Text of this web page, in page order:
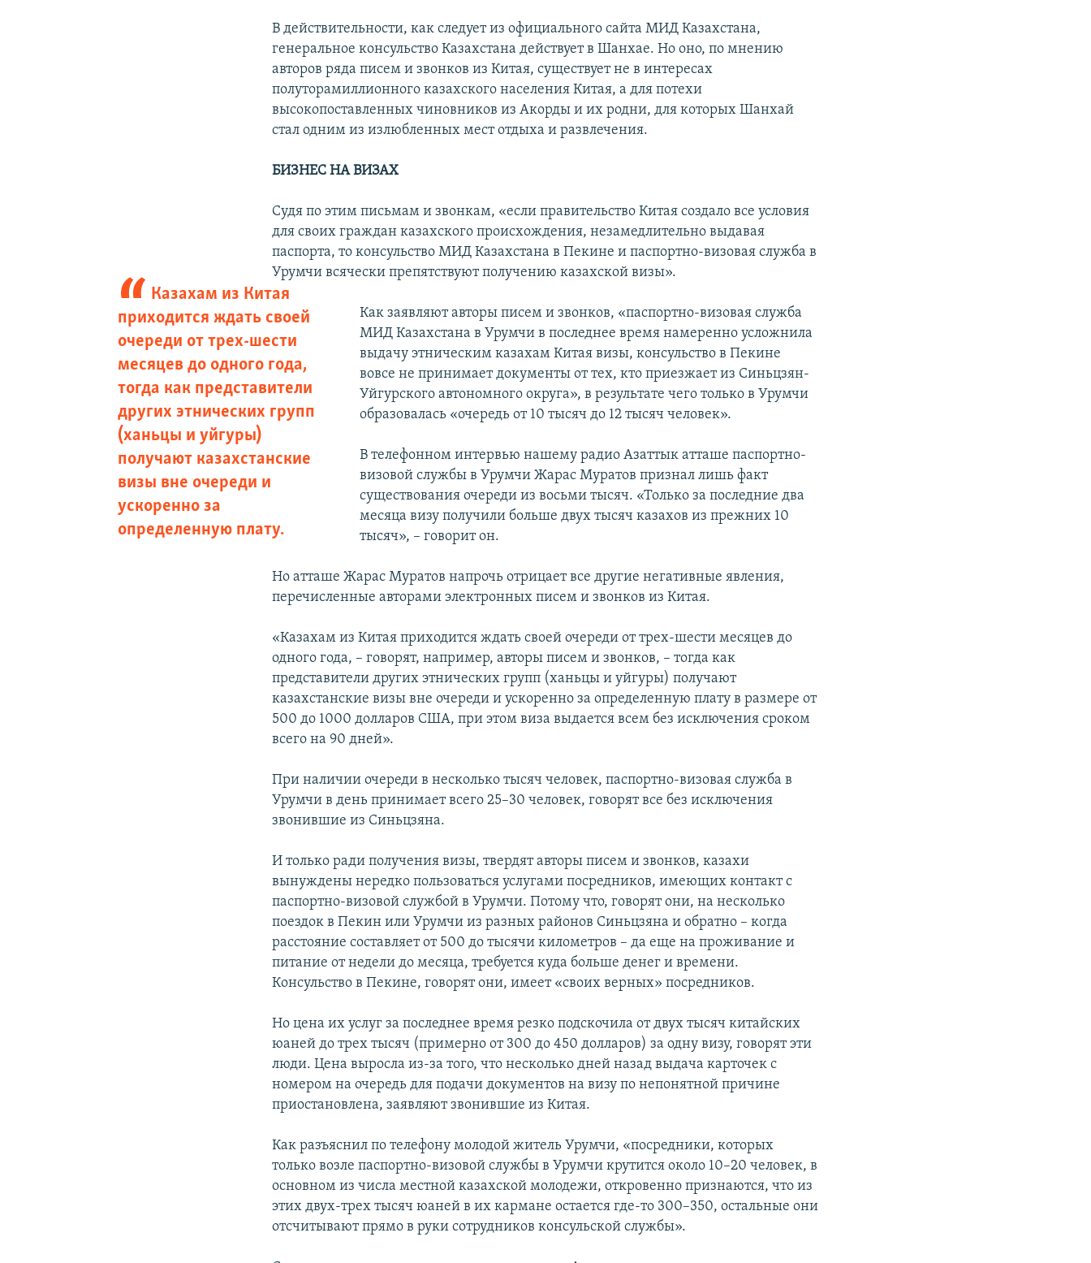
В действительности, как следует из официального сайта МИД Казахстана,
генеральное консульство Казахстана действует в Шанхае. Но оно, по мнению
авторов ряда писем и звонков из Китая, существует не в интересах
полуторамиллионного казахского населения Китая, а для потехи
высокопоставленных чиновников из Акорды и их родни, для которых Шанхай
стал одним из излюбленных мест отдыха и развлечения.
БИЗНЕС НА ВИЗАХ
Судя по этим письмам и звонкам, «если правительство Китая создало все условия
для своих граждан казахского происхождения, незамедлительно выдавая
паспорта, то консульство МИД Казахстана в Пекине и паспортно-визовая служба в
Урумчи всячески препятствуют получению казахской визы».
Казахам из Китая
приходится ждать своей
очереди от трех-шести
месяцев до одного года,
тогда как представители
других этнических групп
(ханьцы и уйгуры)
получают казахстанские
визы вне очереди и
ускоренно за
определенную плату.
Как заявляют авторы писем и звонков, «паспортно-визовая служба
МИД Казахстана в Урумчи в последнее время намеренно усложнила
выдачу этническим казахам Китая визы, консульство в Пекине
вовсе не принимает документы от тех, кто приезжает из Синьцзян-
Уйгурского автономного округа», в результате чего только в Урумчи
образовалась «очередь от 10 тысяч до 12 тысяч человек».
В телефонном интервью нашему радио Азаттык атташе паспортно-
визовой службы в Урумчи Жарас Муратов признал лишь факт
существования очереди из восьми тысяч. «Только за последние два
месяца визу получили больше двух тысяч казахов из прежних 10
тысяч», – говорит он.
Но атташе Жарас Муратов напрочь отрицает все другие негативные явления,
перечисленные авторами электронных писем и звонков из Китая.
«Казахам из Китая приходится ждать своей очереди от трех-шести месяцев до
одного года, – говорят, например, авторы писем и звонков, – тогда как
представители других этнических групп (ханьцы и уйгуры) получают
казахстанские визы вне очереди и ускоренно за определенную плату в размере от
500 до 1000 долларов США, при этом виза выдается всем без исключения сроком
всего на 90 дней».
При наличии очереди в несколько тысяч человек, паспортно-визовая служба в
Урумчи в день принимает всего 25–30 человек, говорят все без исключения
звонившие из Синьцзяна.
И только ради получения визы, твердят авторы писем и звонков, казахи
вынуждены нередко пользоваться услугами посредников, имеющих контакт с
паспортно-визовой службой в Урумчи. Потому что, говорят они, на несколько
поездок в Пекин или Урумчи из разных районов Синьцзяна и обратно – когда
расстояние составляет от 500 до тысячи километров – да еще на проживание и
питание от недели до месяца, требуется куда больше денег и времени.
Консульство в Пекине, говорят они, имеет «своих верных» посредников.
Но цена их услуг за последнее время резко подскочила от двух тысяч китайских
юаней до трех тысяч (примерно от 300 до 450 долларов) за одну визу, говорят эти
люди. Цена выросла из-за того, что несколько дней назад выдача карточек с
номером на очередь для подачи документов на визу по непонятной причине
приостановлена, заявляют звонившие из Китая.
Как разъяснил по телефону молодой житель Урумчи, «посредники, которых
только возле паспортно-визовой службы в Урумчи крутится около 10–20 человек, в
основном из числа местной казахской молодежи, откровенно признаются, что из
этих двух-трех тысяч юаней в их кармане остается где-то 300–350, остальные они
отсчитывают прямо в руки сотрудников консульской службы».